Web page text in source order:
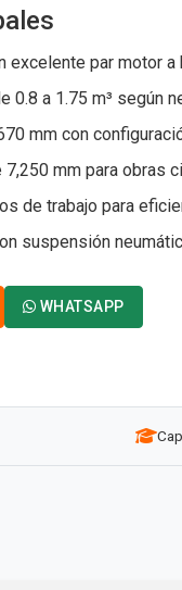
excelente par motor a
0.8 a 1.75 m³ según
mm con
mm para obras
de trabajo para
suspensión
WHATSAPP